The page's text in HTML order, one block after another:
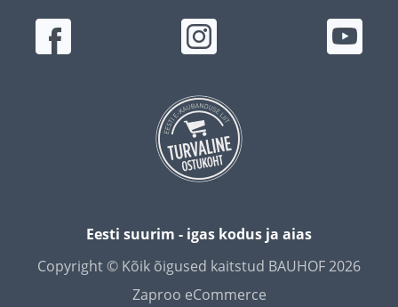
Eesti suurim - igas kodus ja aias
Copyright © Kõik õigused kaitstud BAUHOF 2026
Zaproo eCommerce